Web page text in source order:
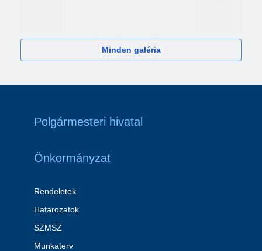
Minden galéria
Polgármesteri hivatal
Önkormányzat
Rendeletek
Határozatok
SZMSZ
Munkaterv